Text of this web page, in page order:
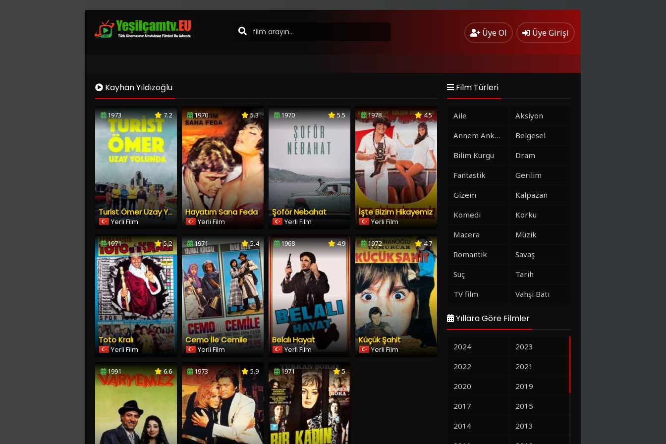
Üye Ol Üye Girişi
Kayhan Yıldızoğlu
1973 7.2
Turist Ömer Uzay Yolunda
Yerli Film
1970 5.3
Hayatım Sana Feda
Yerli Film
1970 5.5
Şoför Nebahat
Yerli Film
1978 4.5
İşte Bizim Hikayemiz
Yerli Film
1971 5.2
Toto Kralı
Yerli Film
1971 5.4
Cemo İle Cemile
Yerli Film
1968 4.9
Belalı Hayat
Yerli Film
1972 4.7
Küçük Şahit
Yerli Film
1991 6.6 1973 5.9 1971 5
Film Türleri
Aile
Aksiyon
Annem Ankara
Belgesel
Bilim Kurgu
Dram
Fantastik
Gerilim
Gizem
Kalpazan
Komedi
Korku
Macera
Müzik
Romantik
Savaş
Suç
Tarih
TV film
Vahşi Batı
Yıllara Göre Filmler
2024
2023
2022
2021
2020
2019
2017
2015
2014
2013